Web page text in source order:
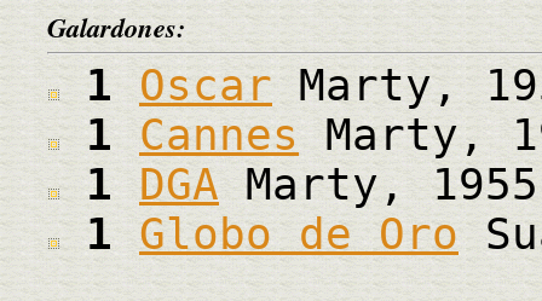
Galardones:
1OscarMarty,
1Cannes Marty,
1 DGA Marty, 1955
1Globo de Oro